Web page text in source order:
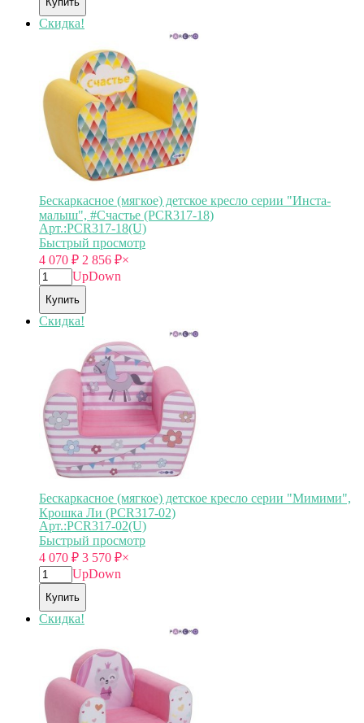
Скидка!
Бескаркасное (мягкое) детское кресло серии "Инста-
малыш", #Счастье (PCR317-18)
Арт.:PCR317-18(U)
Быстрый просмотр
4 070 ₽ 2 856 ₽×
UpDown
Купить
Скидка!
Бескаркасное (мягкое) детское кресло серии "Мимими",
Крошка Ли (PCR317-02)
Арт.:PCR317-02(U)
Быстрый просмотр
4 070 ₽ 3 570 ₽×
UpDown
Купить
Скидка!